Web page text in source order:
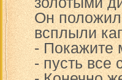
Он положил
всплыли
- Покажите
- пусть все